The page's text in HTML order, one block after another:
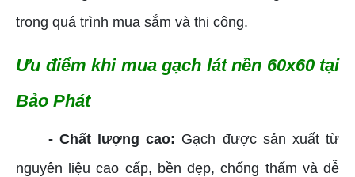
trong quá trình mua sắm và thi công.
Ưu điểm khi mua gạch lát nền 60x60 tại
Bảo Phát
- Chất lượng cao: Gạch được sản xuất từ
nguyên liệu cao cấp, bền đẹp, chống thấm và dễ